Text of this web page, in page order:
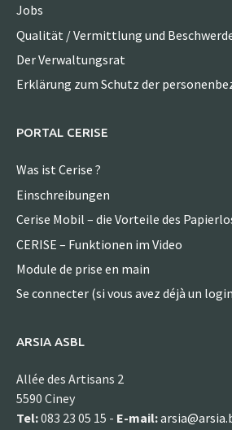
Jobs
Qualität / Vermittlung und
Der Verwaltungsrat
Erklärung zum Schutz der
PORTAL CERISE
Was ist Cerise ?
Einschreibungen
Cerise Mobil – die Vorteile des
CERISE – Funktionen im Video
Module de prise en main
Se connecter (si vous avez déjà un
ARSIA ASBL
Allée des Artisans 2
5590 Ciney
Tel:083 23 05 15 - E-mail: